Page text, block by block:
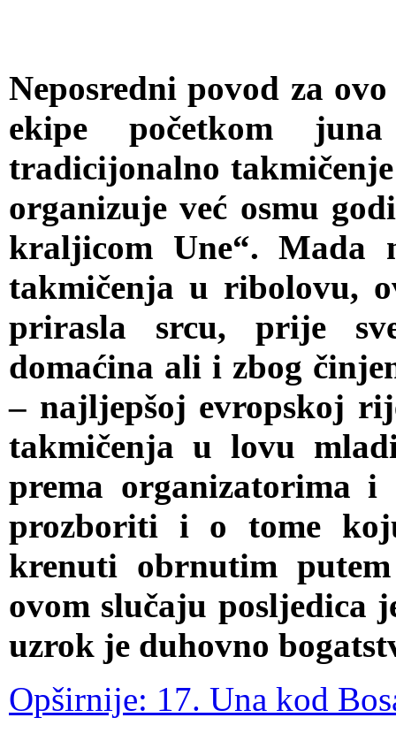
Neposredni povod za
ekipe početkom
tradicijonalno
organizuje već osmu
kraljicom Une“. Mada
takmičenja u ribolovu,
prirasla srcu, prije
domaćina ali i zbog
– najljepšoj evropskoj
takmičenja u lovu
prema organizatorima i
prozboriti i o tome
krenuti obrnutim
ovom slučaju posljedica
uzrok je duhovno
Opširnije: 17. Una kod